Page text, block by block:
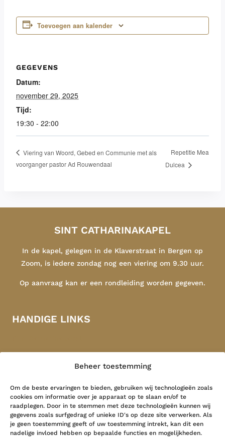
Beheer toestemming
Om de beste ervaringen te bieden, gebruiken wij technologieën zoals
cookies om informatie over je apparaat op te slaan en/of te
raadplegen. Door in te stemmen met deze technologieën kunnen wij
gegevens zoals surfgedrag of unieke ID's op deze site verwerken. Als
je geen toestemming geeft of uw toestemming intrekt, kan dit een
nadelige invloed hebben op bepaalde functies en mogelijkheden.
Toevoegen aan kalender
GEGEVENS
Datum:
november 29, 2025
Tijd:
19:30 - 22:00
Viering van Woord, Gebed en Communie met als
voorganger pastor Ad Rouwendaal
Repetitie Mea
Dulcea
SINT CATHARINAKAPEL
In de kapel, gelegen in de Klaverstraat in Bergen op
Zoom, is iedere zondag nog een viering om 9.30 uur.
Op aanvraag kan er een rondleiding worden gegeven.
HANDIGE LINKS
Congregatie
LAATSTE NIEUWS
Grote Geest …